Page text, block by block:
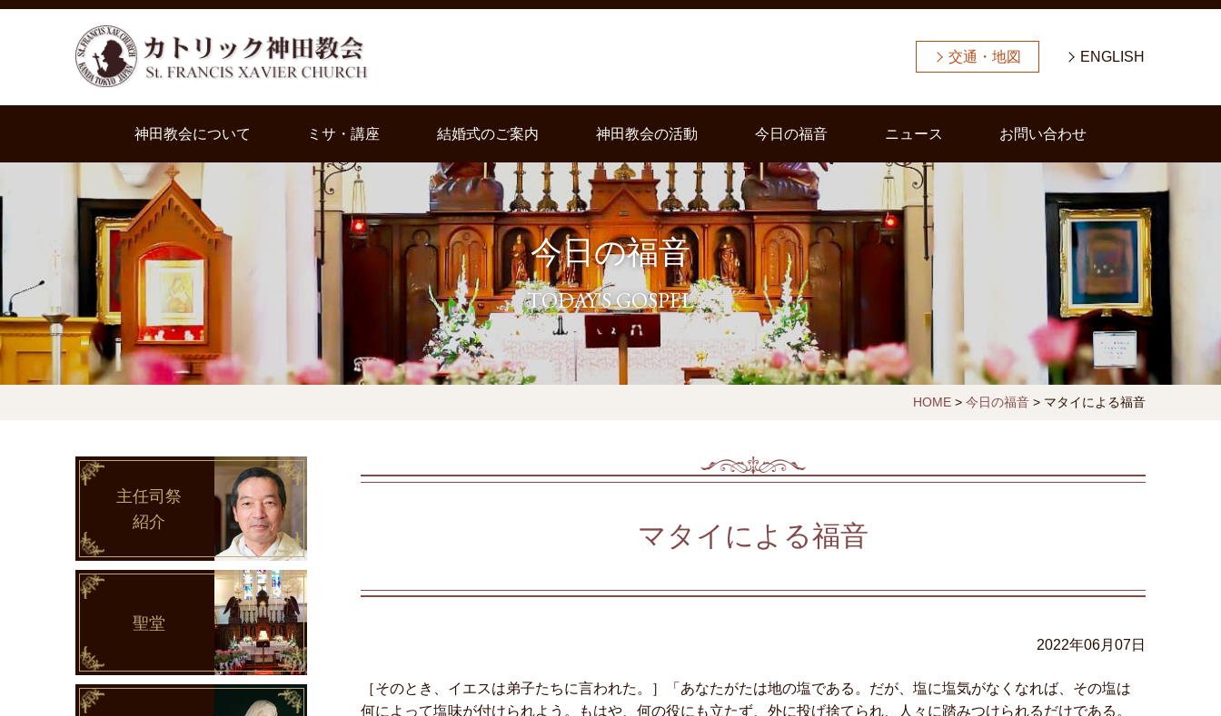
交通・地図 ENGLISH
神田教会について ミサ・講座 結婚式のご案内 神田教会の活動 今日の福音 ニュース お問い合わせ
今日の福音
TODAY'S GOSPEL
HOME> 今日の福音> マタイによる福音
マタイによる福音
2022年06月07日
［そのとき、イエスは弟子たちに言われた。］「あなたがたは地の塩である。だが、塩に塩気がなくなれば、その塩は
何によって塩味が付けられよう。もはや、何の役にも立たず、外に投げ捨てられ、人々に踏みつけられるだけである。
主任司祭
紹介
聖堂